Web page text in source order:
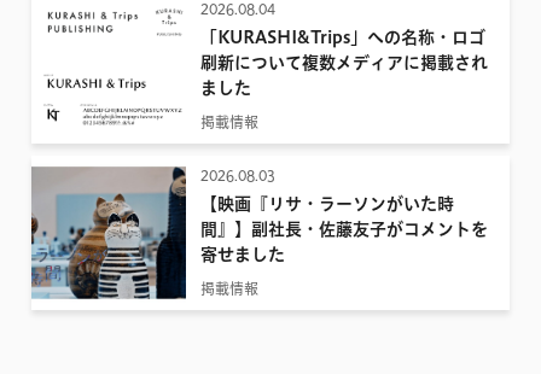
2026.08.04
「KURASHI&Trips」への名称・ロゴ
刷新について複数メディアに掲載され
ました
掲載情報
2026.08.03
【映画『リサ・ラーソンがいた時
間』】副社長・佐藤友子がコメントを
寄せました
掲載情報